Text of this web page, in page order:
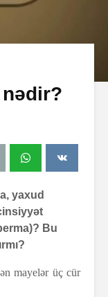
yaxud
Bu
mayelər üç cür